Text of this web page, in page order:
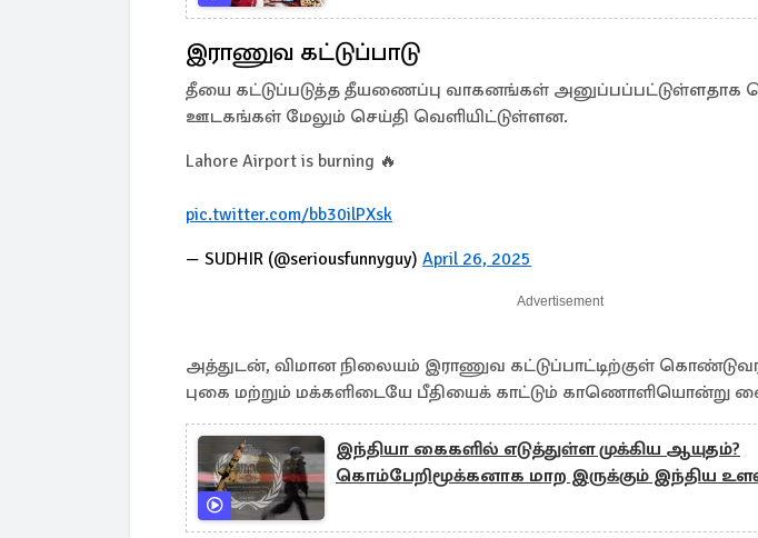
இராணுவ கட்டுப்பாடு
தீயை கட்டுப்படுத்த தீயணைப்பு வாகனங்கள் அனுப்பப்பட்டுள்ளதாக
ஊடகங்கள் மேலும் செய்தி வெளியிட்டுள்ளன.
Lahore Airport is burning 🔥
pic.twitter.com/bb30ilPXsk
— SUDHIR (@seriousfunnyguy) April 26, 2025
Advertisement
அத்துடன், விமான நிலையம் இராணுவ கட்டுப்பாட்டிற்குள்
புகை மற்றும் மக்களிடையே பீதியைக் காட்டும் காணொளியொன்று
இந்தியா கைகளில் எடுத்துள்ள முக்கிய ஆயுதம்?
கொம்பேறிமூக்கனாக மாற இருக்கும் இந்திய